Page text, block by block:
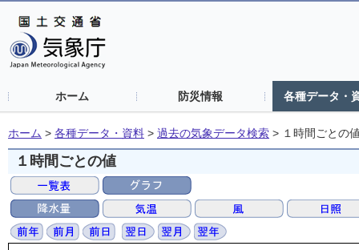
ホーム 防災情報 各種データ・
ホーム > 各種データ・資料 > 過去の気象データ検索 > １時間ごとの
１時間ごとの値